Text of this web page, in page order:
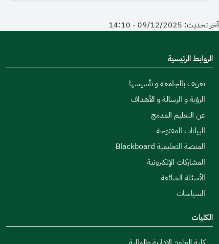
آخر تحديث: 09/12/2025 - 14:10
الروابط الرئيسية
تعريف بالجامعة و تأسيسها
الرؤية و الرسالة و الأهداف
عن التعليم المدمج
البيانات المفتوحة
المنصة التعليمية Blackboard
المشاركات الإلكترونية
الأسئلة الشائعة
السياسات
الكليات